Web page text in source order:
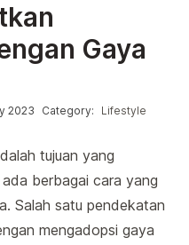
Gaya
2023 Posted in
Category: Lifestyle
tujuan yang
berbagai cara yang
Salah satu pendekatan
mengadopsi gaya